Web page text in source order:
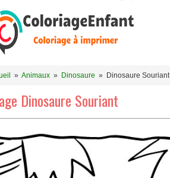
» Animaux » Dinosaure » Dinosaure Souriant
Dinosaure Souriant